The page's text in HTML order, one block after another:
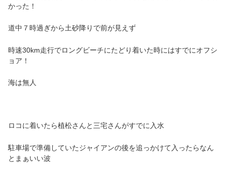
かった！
道中７時過ぎから土砂降りで前が見えず
時速30km走行でロングビーチにたどり着いた時にはすでにオフシ
ョア！
海は無人
ロコに着いたら植松さんと三宅さんがすでに入水
駐車場で準備していたジャイアンの後を追っかけて入ったらなん
とまぁいい波